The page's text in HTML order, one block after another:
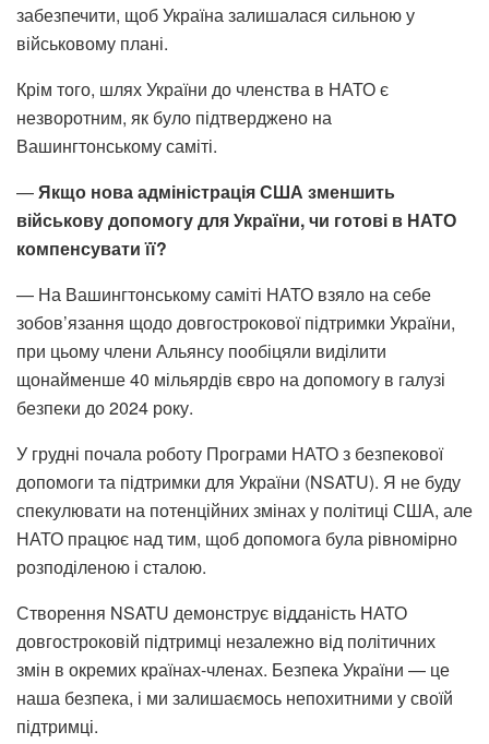
забезпечити, щоб Україна залишалася сильною у
військовому плані.
Крім того, шлях України до членства в НАТО є
незворотним, як було підтверджено на
Вашингтонському саміті.
—Якщо нова адміністрація США зменшить
військову допомогу для України, чи готові в НАТО
компенсувати її?
— На Вашингтонському саміті НАТО взяло на себе
зобов’язання щодо довгострокової підтримки України,
при цьому члени Альянсу пообіцяли виділити
щонайменше 40 мільярдів євро на допомогу в галузі
безпеки до 2024 року.
У грудні почала роботу Програми НАТО з безпекової
допомоги та підтримки для України (NSATU). Я не буду
спекулювати на потенційних змінах у політиці США, але
НАТО працює над тим, щоб допомога була рівномірно
розподіленою і сталою.
Створення NSATU демонструє відданість НАТО
довгостроковій підтримці незалежно від політичних
змін в окремих країнах-членах. Безпека України — це
наша безпека, і ми залишаємось непохитними у своїй
підтримці.